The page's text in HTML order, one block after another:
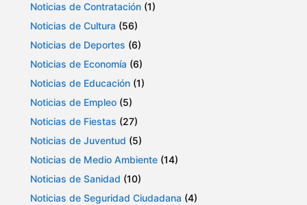
Noticias de Contratación (1)
Noticias de Cultura (56)
Noticias de Deportes (6)
Noticias de Economía (6)
Noticias de Educación (1)
Noticias de Empleo (5)
Noticias de Fiestas (27)
Noticias de Juventud (5)
Noticias de Medio Ambiente (14)
Noticias de Sanidad (10)
Noticias de Seguridad Ciudadana (4)